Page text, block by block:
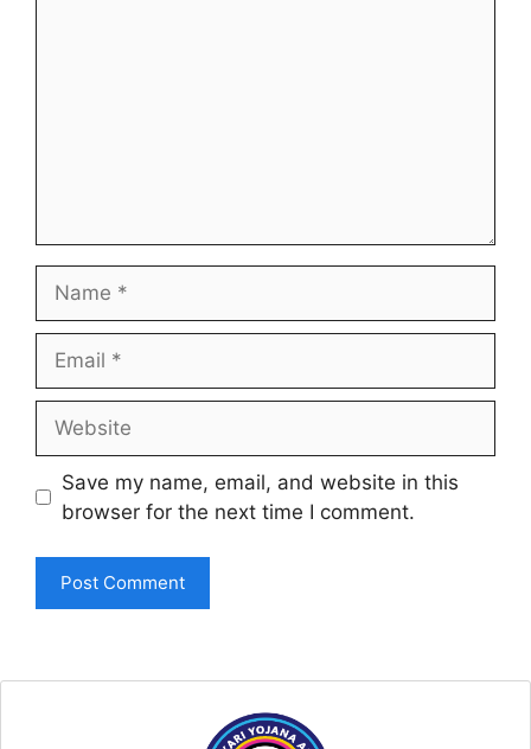
Save my name, email, and website in this
browser for the next time I comment.